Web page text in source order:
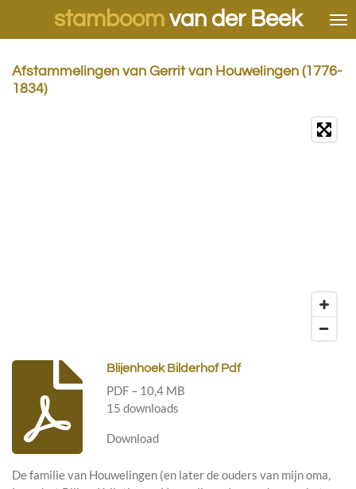
de
hoofdinhoud
stamboomvan der Beek
Afstammelingen van Gerrit van Houwelingen (1776-
1834)
Blijenhoek Bilderhof Pdf
PDF – 10,4 MB
15 downloads
Download
De familie van Houwelingen (en later de ouders van mijn oma,